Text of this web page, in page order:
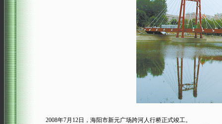
2008年7月12日，海阳市新元广场跨河人行桥正式竣工。